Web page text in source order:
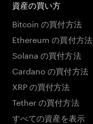
資産の買い方
Bitcoin の買付方法
Ethereum の買付方法
Solana の買付方法
Cardano の買付方法
XRP の買付方法
Tether の買付方法
すべての資産を表示